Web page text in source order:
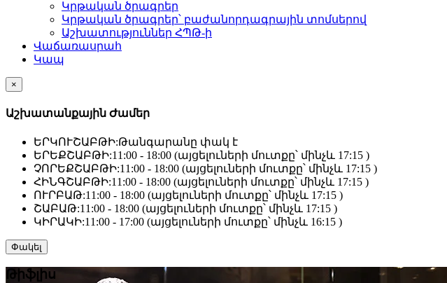
Կրթական ծրագրեր
Կրթական ծրագրեր՝ բաժանորդագրային տոմսերով
Աշխատություններ ՀՊԹ-ի
Վաճառասրահ
Կապ
×
Աշխատանքային Ժամեր
ԵՐԿՈՒՇԱԲԹԻ:Թանգարանը փակ է
ԵՐԵՔՇԱԲԹԻ:11:00 - 18:00 (այցելուների մուտքը՝ մինչև 17:15 )
ՉՈՐԵՔՇԱԲԹԻ:11:00 - 18:00 (այցելուների մուտքը՝ մինչև 17:15 )
ՀԻՆԳՇԱԲԹԻ:11:00 - 18:00 (այցելուների մուտքը՝ մինչև 17:15 )
ՈՒՐԲԱԹ:11:00 - 18:00 (այցելուների մուտքը՝ մինչև 17:15 )
ՇԱԲԱԹ:11:00 - 18:00 (այցելուների մուտքը՝ մինչև 17:15 )
ԿԻՐԱԿԻ:11:00 - 17:00 (այցելուների մուտքը՝ մինչև 16:15 )
Փակել
Թիֆլիս